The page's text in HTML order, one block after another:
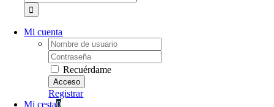
Mi cuenta
Username:
Password:
Recuérdame
Registrar
Mi cesta0